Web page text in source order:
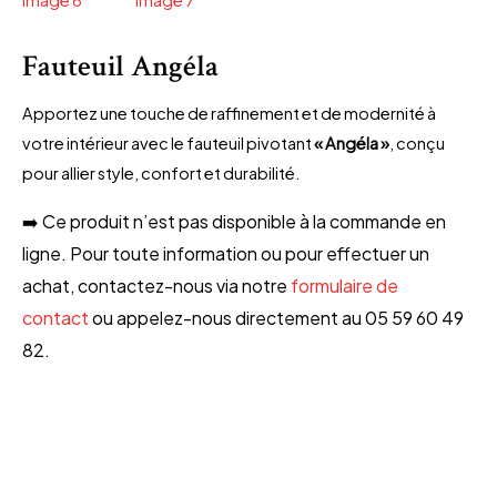
Fauteuil Angéla
Apportez une touche de raffinement et de modernité à
votre intérieur avec le fauteuil pivotant« Angéla », conçu
pour allier style, confort et durabilité.
➡️ Ce produit n’est pas disponible à la commande en
ligne. Pour toute information ou pour effectuer un
achat, contactez-nous via notre formulaire de
contactou appelez-nous directement au 05 59 60 49
82.